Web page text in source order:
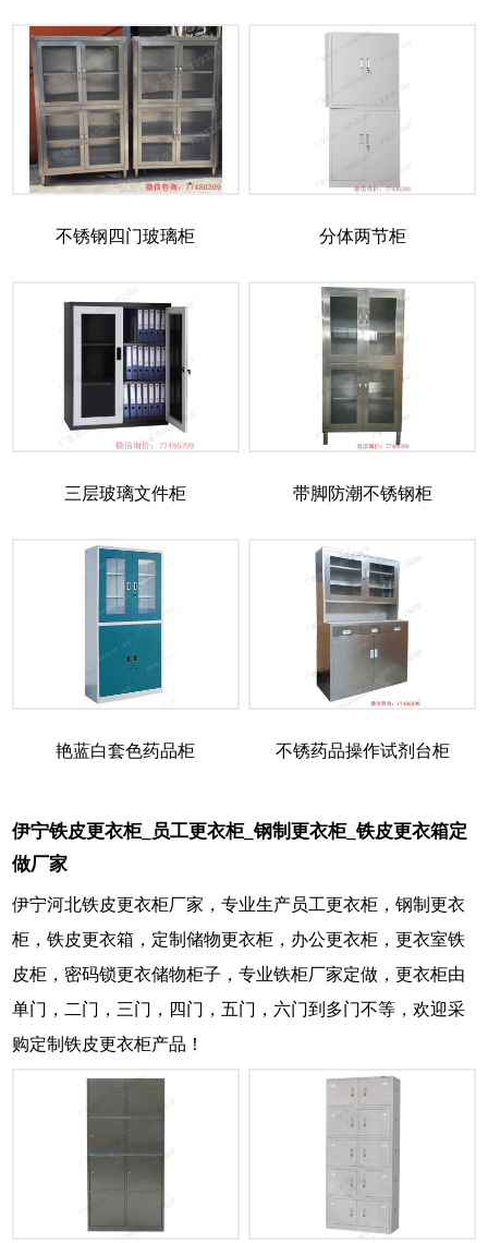
不锈钢四门玻璃柜 分体两节柜
三层玻璃文件柜 带脚防潮不锈钢柜
艳蓝白套色药品柜 不锈药品操作试剂台柜
伊宁铁皮更衣柜_员工更衣柜_钢制更衣柜_铁皮更衣箱定
做厂家
伊宁河北铁皮更衣柜厂家，专业生产员工更衣柜，钢制更衣
柜，铁皮更衣箱，定制储物更衣柜，办公更衣柜，更衣室铁
皮柜，密码锁更衣储物柜子，专业铁柜厂家定做，更衣柜由
单门，二门，三门，四门，五门，六门到多门不等，欢迎采
购定制铁皮更衣柜产品！